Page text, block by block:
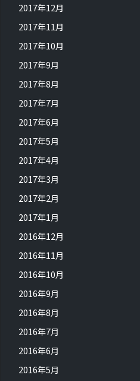
2017年12月
2017年11月
2017年10月
2017年9月
2017年8月
2017年7月
2017年6月
2017年5月
2017年4月
2017年3月
2017年2月
2017年1月
2016年12月
2016年11月
2016年10月
2016年9月
2016年8月
2016年7月
2016年6月
2016年5月